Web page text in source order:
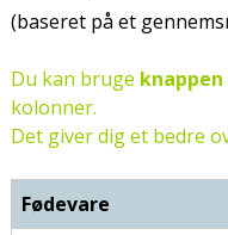
(baseret på et
Du kan bruge
kolonner.
Det giver dig et bedre
Fødevare